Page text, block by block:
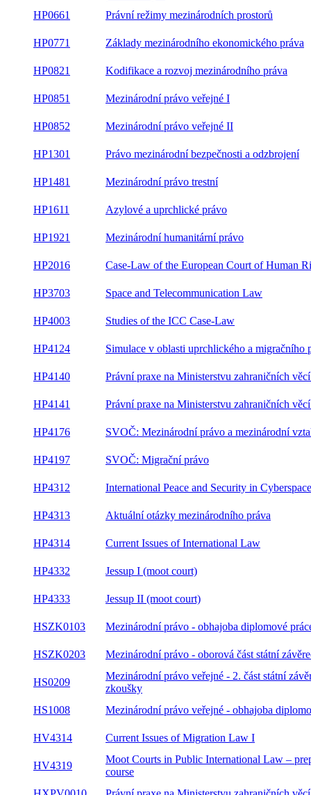
HP0661
Právní režimy mezinárodních prostorů
HP0771 Základy mezinárodního ekonomického práva
HP0821 Kodifikace a rozvoj mezinárodního práva
HP0851 Mezinárodní právo veřejné I
HP0852 Mezinárodní právo veřejné II
HP1301 Právo mezinárodní bezpečnosti a odzbrojení
HP1481 Mezinárodní právo trestní
HP1611 Azylové a uprchlické právo
HP1921 Mezinárodní humanitární právo
HP2016 Case-Law of the European Court of Human
HP3703 Space and Telecommunication Law
HP4003 Studies of the ICC Case-Law
HP4124 Simulace v oblasti uprchlického a migračního
HP4140 Právní praxe na Ministerstvu zahraničních
HP4141 Právní praxe na Ministerstvu zahraničních
HP4176 SVOČ: Mezinárodní právo a mezinárodní
HP4197 SVOČ: Migrační právo
HP4312 International Peace and Security in Cyberspace
HP4313 Aktuální otázky mezinárodního práva
HP4314 Current Issues of International Law
HP4332 Jessup I (moot court)
HP4333 Jessup II (moot court)
HSZK0103 Mezinárodní právo - obhajoba diplomové
HSZK0203
Mezinárodní právo - oborová část státní
zkoušky
HS0209
Mezinárodní právo veřejné - 2. část státní
zkoušky
HS1008
Mezinárodní právo veřejné - obhajoba
práce
HV4314
Current Issues of Migration Law I
HV4319
Moot Courts in Public International Law –
preparatory course